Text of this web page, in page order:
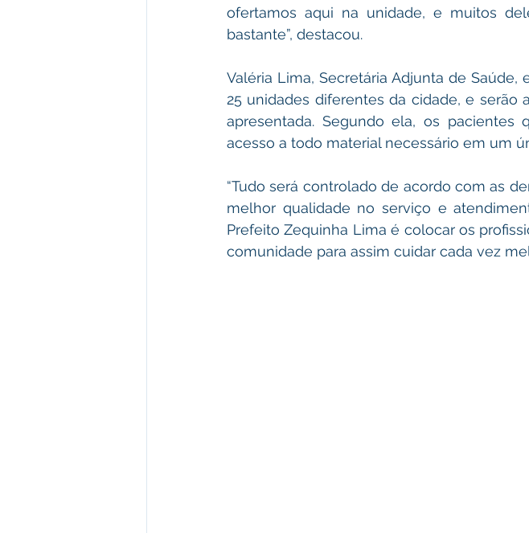
ofertamos aqui na unidade, e muitos
bastante”, destacou.
Valéria Lima, Secretária Adjunta de
25 unidades diferentes da cidade, e serão
apresentada. Segundo ela, os
acesso a todo material necessário em um
“Tudo será controlado de acordo com as
melhor qualidade no serviço e
Prefeito Zequinha Lima é colocar os
comunidade para assim cuidar cada vez